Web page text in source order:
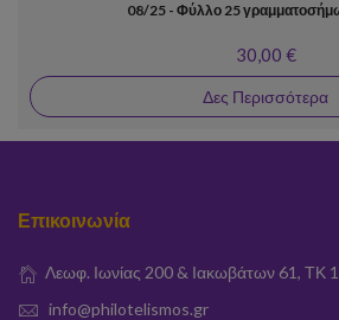
08/25 - Φύλλο 25
30,00 €
Δες Περισσότερα
Επικοινωνία
Λεωφ. Ιωνίας 200 & Ιακωβάτων 61, ΤΚ
info@philotelismos.gr